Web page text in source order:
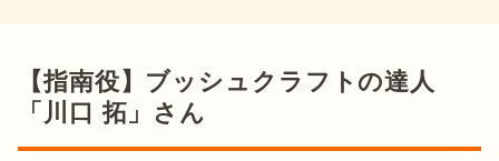
【指南役】ブッシュクラフトの達人
「川口 拓」さん